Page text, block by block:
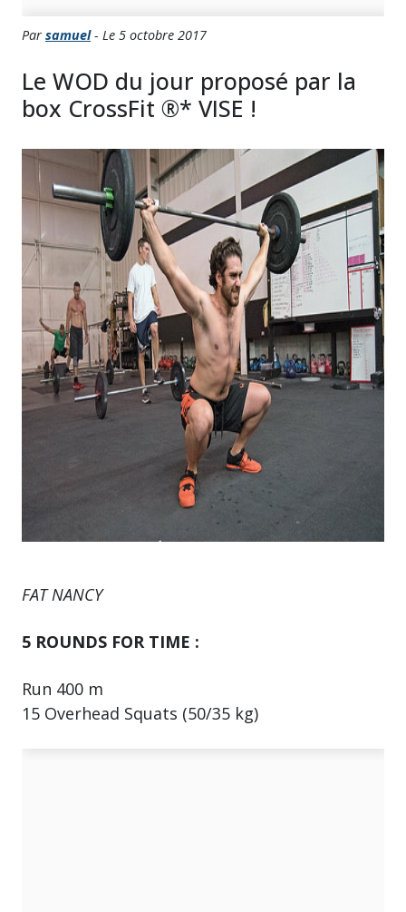
Par samuel- Le 5 octobre 2017
Le WOD du jour proposé par la
box CrossFit ®* VISE !
FAT NANCY
5 ROUNDS FOR TIME :
Run 400 m
15 Overhead Squats (50/35 kg)